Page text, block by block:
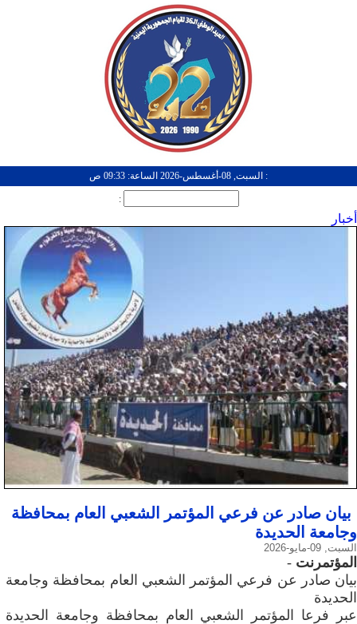
: السبت, 08-أغسطس-2026 الساعة: 09:33 ص
:
أخبار
بيان صادر عن فرعي المؤتمر الشعبي العام بمحافظة
وجامعة الحديدة
السبت, 09-مايو-2026
المؤتمرنت -
بيان صادر عن فرعي المؤتمر الشعبي العام بمحافظة وجامعة
الحديدة
عبر فرعا المؤتمر الشعبي العام بمحافظة وجامعة الحديدة